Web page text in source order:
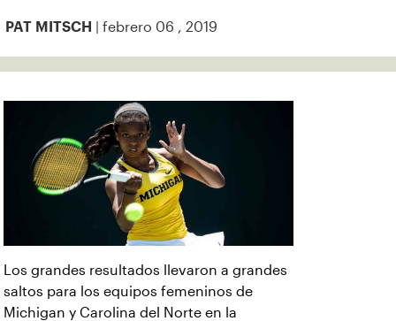
PAT MITSCH | febrero 06 , 2019
Los grandes resultados llevaron a grandes
saltos para los equipos femeninos de
Michigan y Carolina del Norte en la